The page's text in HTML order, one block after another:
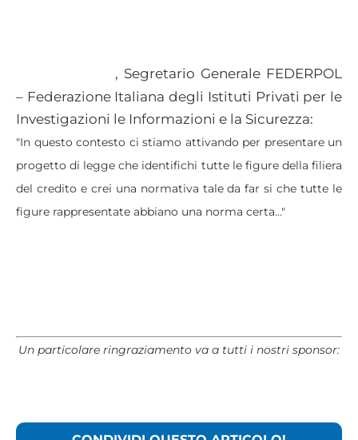
, Segretario Generale FEDERPOL
– Federazione Italiana degli Istituti Privati per le
Investigazioni le Informazioni e la Sicurezza:
"In questo contesto ci stiamo attivando per presentare un
progetto di legge che identifichi tutte le figure della filiera
del credito e crei una normativa tale da far si che tutte le
figure rappresentate abbiano una norma certa…"
Un particolare ringraziamento va a tutti i nostri sponsor: